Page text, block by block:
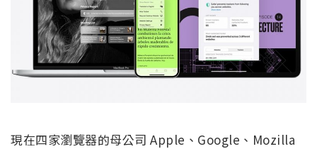
現在四家瀏覽器的母公司 Apple、Google、Mozilla